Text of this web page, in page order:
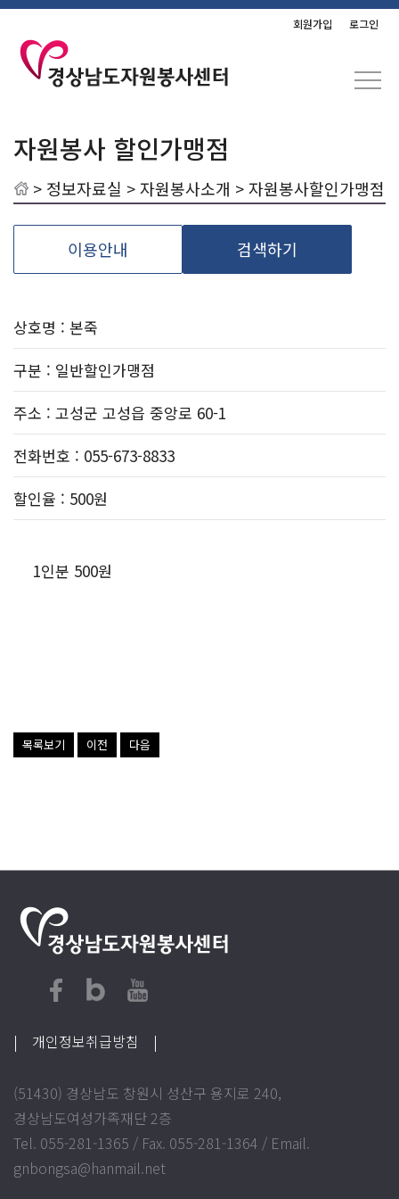
회원가입 로그인
자원봉사 할인가맹점
> 정보자료실 >자원봉사소개 > 자원봉사할인가맹점
이용안내 검색하기
상호명 : 본죽
구분 : 일반할인가맹점
주소 : 고성군 고성읍 중앙로 60-1
전화번호 : 055-673-8833
할인율 : 500원
1인분 500원
목록보기 이전 다음
| 개인정보취급방침 |
(51430) 경상남도 창원시 성산구 용지로 240,
경상남도여성가족재단 2층
Tel. 055-281-1365 / Fax. 055-281-1364 / Email.
gnbongsa@hanmail.net